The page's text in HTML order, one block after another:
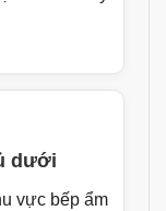
dưới
vực bếp ẩm